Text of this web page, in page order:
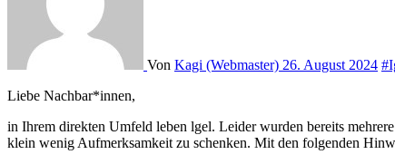
Von Kagi (Webmaster) 26. August 2024
Liebe Nachbar*innen,
in Ihrem direkten Umfeld leben lgel. Leider wurden bereits
klein wenig Aufmerksamkeit zu schenken. Mit den folgenden